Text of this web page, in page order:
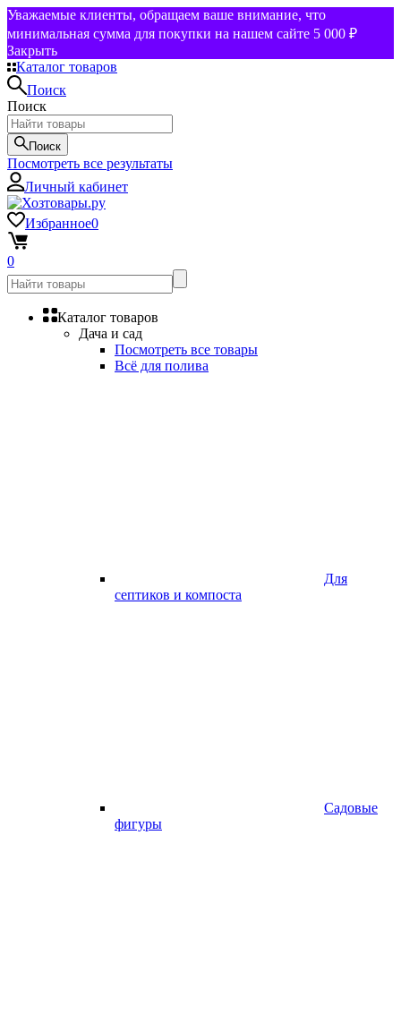
Уважаемые клиенты, обращаем ваше внимание, что
минимальная сумма для покупки на нашем сайте 5 000 ₽
Закрыть
Каталог товаров
Поиск
Поиск
Поиск
Посмотреть все результаты
Личный кабинет
Избранное0
0
Каталог товаров
Дача и сад
Посмотреть все товары
Всё для полива
Для
септиков и компоста
Садовые
фигуры